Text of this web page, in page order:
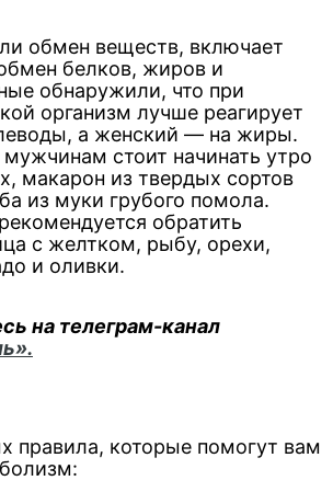
обмен веществ, включает
белков, жиров и
обнаружили, что при
организм лучше реагирует
а женский — на жиры.
мужчинам стоит начинать утро
макарон из твердых сортов
из муки грубого помола.
обратить
с желтком, рыбу, орехи,
и оливки.
на телеграм-канал
правила, которые помогут вам